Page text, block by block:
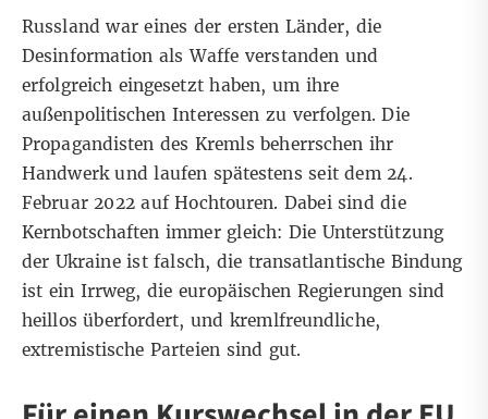
Russland war eines der ersten Länder, die
Desinformation als Waffe verstanden und
erfolgreich eingesetzt haben, um ihre
außenpolitischen Interessen zu verfolgen. Die
Propagandisten des Kremls beherrschen ihr
Handwerk und laufen spätestens seit dem 24.
Februar 2022 auf Hochtouren. Dabei sind die
Kernbotschaften immer gleich: Die Unterstützung
der Ukraine ist falsch, die transatlantische Bindung
ist ein Irrweg, die europäischen Regierungen sind
heillos überfordert, und kremlfreundliche,
extremistische Parteien sind gut.